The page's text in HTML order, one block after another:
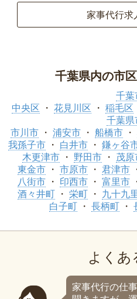
家事代行求
千葉県内の市
千葉
中央区
花見川区 稲毛区
千葉県
市川市
浦安市 船橋市
我孫子市
白井市 鎌ヶ谷
木更津市
野田市 茂原
東金市
市原市 君津市
八街市
印西市 富里市
酒々井町
栄町 九十九
白子町
長柄町
よくあ
家事代行の仕